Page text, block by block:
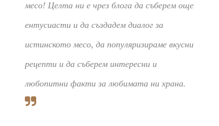
месо! Целта ни е чрез блога да съберем още
ентусиасти и да създадем диалог за
истинското месо, да популяризираме вкусни
рецепти и да съберем интересни и
любопитни факти за любимата ни храна.